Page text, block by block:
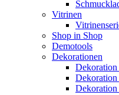
Vitrinen
Shop in Shop
Demotools
Dekorationen
Dekoration